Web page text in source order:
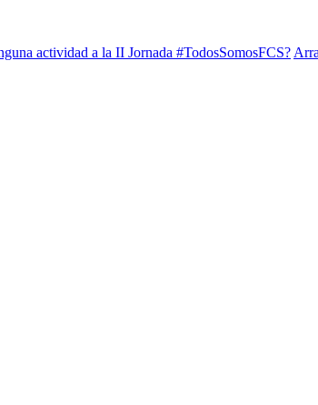
actividad a la II Jornada #TodosSomosFCS?